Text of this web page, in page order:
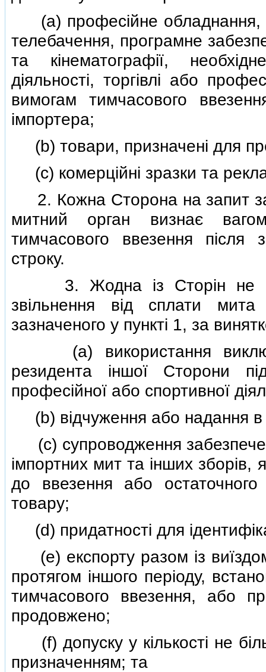
(a) професiйне обладнання,
телебачення, програмне
та кiнематографiї,
дiяльностi, торгiвлi або
вимогам тимчасового
iмпортера;
(b) товари, призначенi для
(c) комерцiйнi зразки та
2. Кожна Сторона на запит
митний орган визнає
тимчасового ввезення пiсля
строку.
3. Жодна iз Сторiн не
звiльнення вiд сплати мита
зазначеного у пунктi 1, за
(a) використання
резидента iншої Сторони
професiйної або спортивної
(b) вiдчуження або надання в
(c) супроводження
iмпортних мит та iнших зборiв,
до ввезення або
товару;
(d) придатностi для
(e) експорту разом iз
протягом iншого перiоду,
тимчасового ввезення, або
продовжено;
(f) допуску у кiлькостi не
призначенням; та